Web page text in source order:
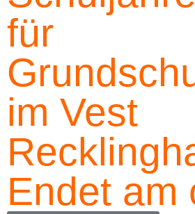
für
im Vest
Endet am